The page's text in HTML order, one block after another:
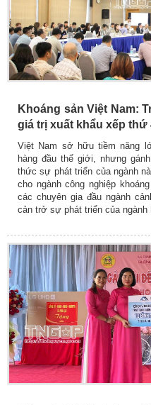
Khoáng sản Việt Nam:
giá trị xuất khẩu xếp thứ
Việt Nam sở hữu tiềm năng
hàng đầu thế giới, nhưng
thức sự phát triển của ngành
cho ngành công nghiệp
các chuyên gia đầu ngành
cản trở sự phát triển của ngành